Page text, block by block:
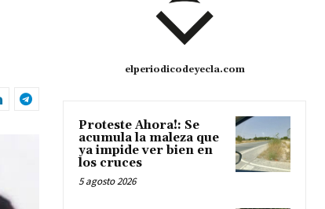
elperiodicodeyecla.com
Proteste Ahora!: Se
acumula la maleza que
ya impide ver bien en
los cruces
5 agosto 2026